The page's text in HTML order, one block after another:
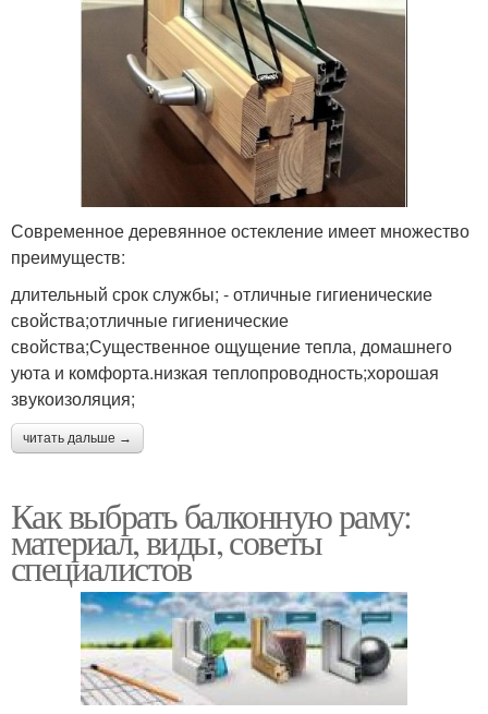
Современное деревянное остекление имеет множество
преимуществ:
длительный срок службы; - отличные гигиенические
свойства;отличные гигиенические
свойства;Существенное ощущение тепла, домашнего
уюта и комфорта.низкая теплопроводность;хорошая
звукоизоляция;
читать дальше →
Как выбрать балконную раму:
материал, виды, советы
специалистов